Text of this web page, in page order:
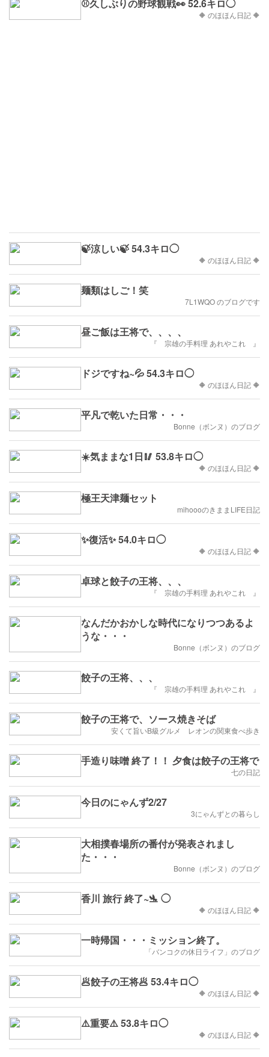
⚾️久しぶりの野球観戦👀 52.6キロ◯
🔶 のほほん日記 🔶
🍃涼しい🍃 54.3キロ◯
🔶 のほほん日記 🔶
麺類はしご！笑
7L1WQO のブログです
昼ご飯は王将で、、、、
『 宗雄の手料理 あれやこれ 』
ドジですね~💦 54.3キロ◯
🔶 のほほん日記 🔶
平凡で乾いた日常・・・
Bonne（ボンヌ）のブログ
☀️気ままな1日🥢 53.8キロ◯
🔶 のほほん日記 🔶
極王天津麺セット
mihoooのきままLIFE日記
✨復活✨ 54.0キロ◯
🔶 のほほん日記 🔶
卓球と餃子の王将、、、
『 宗雄の手料理 あれやこれ 』
なんだかおかしな時代になりつつあるよ
うな・・・
Bonne（ボンヌ）のブログ
餃子の王将、、、
『 宗雄の手料理 あれやこれ 』
餃子の王将で、ソース焼きそば
安くて旨いB級グルメ レオンの関東食べ歩き
手造り味噌 終了！！ 夕食は餃子の王将で
七の日記
今日のにゃんず2/27
3にゃんずとの暮らし
大相撲春場所の番付が発表されまし
た・・・
Bonne（ボンヌ）のブログ
香川 旅行 終了~🛬 ◯
🔶 のほほん日記 🔶
一時帰国・・・ミッション終了。
「バンコクの休日ライフ」のブログ
🥟餃子の王将🥟 53.4キロ◯
🔶 のほほん日記 🔶
⚠️重要⚠️ 53.8キロ◯
🔶 のほほん日記 🔶